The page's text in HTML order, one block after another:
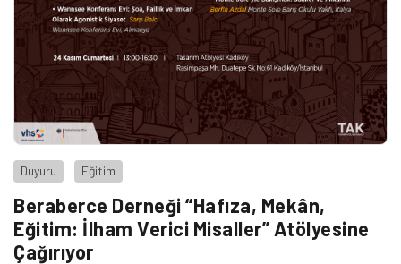
Duyuru Eğitim
Beraberce Derneği “Hafıza, Mekân,
Eğitim: İlham Verici Misaller” Atölyesine
Çağırıyor